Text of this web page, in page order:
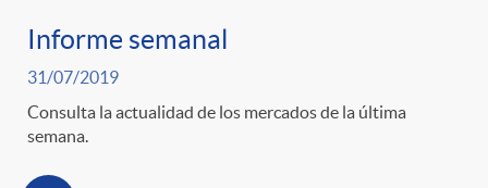
Informe semanal
31/07/2019
Consulta la actualidad de los mercados de la última
semana.